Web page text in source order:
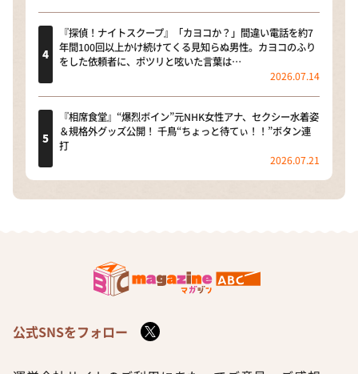
『探偵！ナイトスクープ』「カヨコか？」間違い電話を約7
年間100回以上かけ続けてくる見知らぬ男性。カヨコのふり
をした依頼者に、ポツリと呟いた言葉は…
2026.07.14
『相席食堂』“爆烈ボイン”元NHK女性アナ、セクシー水着姿
＆規格外グッズ公開！ 千鳥“ちょっと待てぃ！！”ボタン連
打
2026.07.21
公式SNSをフォロー